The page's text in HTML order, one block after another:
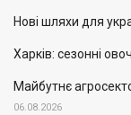
Нові шляхи для
Харків: сезонні
Майбутнє
06.08.2026